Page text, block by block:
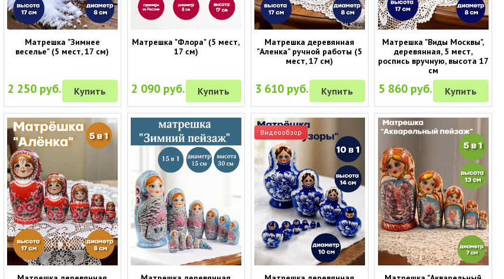
Матрешка "Зимнее
веселье" (5 мест, 17 см)
2 250 руб. Купить
Матрешка "Флора" (5 мест,
17 см)
2 090 руб. Купить
Матрешка деревянная
"Аленка" ручной работы (5
мест, 17 см)
3 610 руб. Купить
Матрешка "Виды Москвы",
деревянная, 5 мест,
роспись вручную, высота 17
см
5 860 руб. Купить
Видеообзор